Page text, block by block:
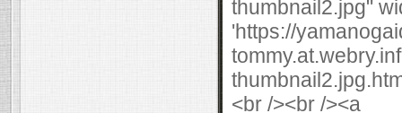
thumbnail2.jpg"
'https://
<br /><br /><a